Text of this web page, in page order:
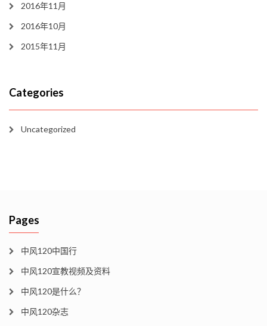
2016年11月
2016年10月
2015年11月
Categories
Uncategorized
Pages
中风120中国行
中风120宣教视频及资料
中风120是什么？
中风120杂志